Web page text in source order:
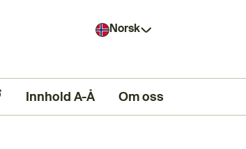
Norsk
Innhold A-Å Om oss